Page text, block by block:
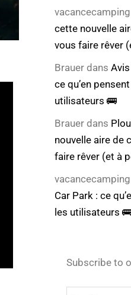
vacancecamping
cette nouvelle
vous faire rêver
Brauer dans
ce qu’en
utilisateurs 🚌
Brauer dans
nouvelle aire de
faire rêver (et à
vacancecamping
Car Park : ce
les utilisateurs
Subscribe to